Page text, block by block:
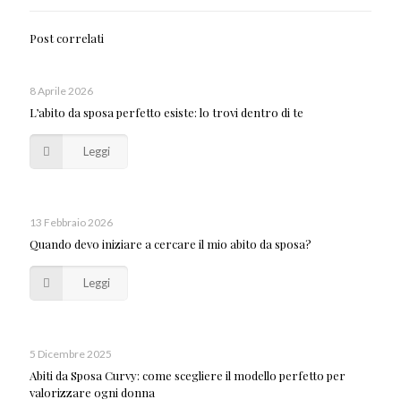
Post correlati
8 Aprile 2026
L’abito da sposa perfetto esiste: lo trovi dentro di te
Leggi
13 Febbraio 2026
Quando devo iniziare a cercare il mio abito da sposa?
Leggi
5 Dicembre 2025
Abiti da Sposa Curvy: come scegliere il modello perfetto per
valorizzare ogni donna